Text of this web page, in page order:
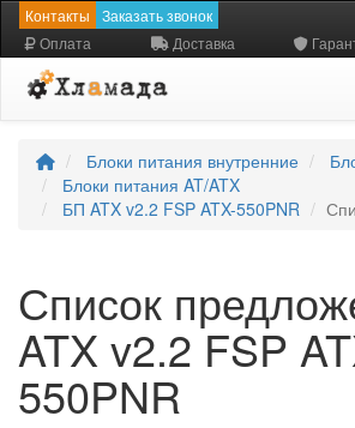
Контакты Заказать звонок
Оплата Доставка
Блоки питания внутренние
Блоки питания AT/ATX
БП ATX v2.2 FSP ATX-550PNR
Список
ATX v2.2 FSP
550PNR